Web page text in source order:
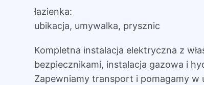
łazienka:
ubikacja, umywalka, prysznic
Kompletna instalacja elektryczna z
bezpiecznikami, instalacja gazowa i
Zapewniamy transport i pomagamy w